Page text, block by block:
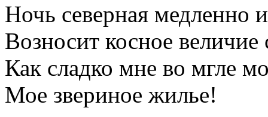
Ночь северная медленно
Возносит косное величие
Как сладко мне во мгле
Мое звериное жилье!